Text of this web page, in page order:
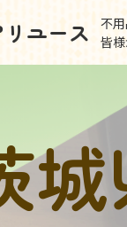
ユース
不
皆